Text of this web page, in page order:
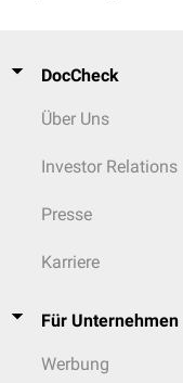
DocCheck
Über Uns
Investor Relations
Presse
Karriere
Für Unternehmen
Werbung